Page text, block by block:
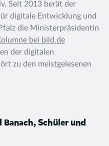
Seit 2013 berät der
digitale Entwicklung und
die Ministerpräsidentin
bei bild.de
der digitalen
zu den meistgelesenen
Banach, Schüler und